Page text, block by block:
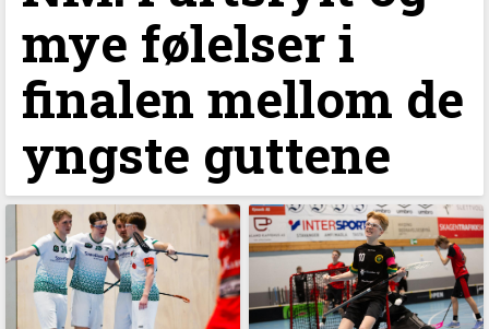
mye følelser i
finalen mellom de
yngste guttene